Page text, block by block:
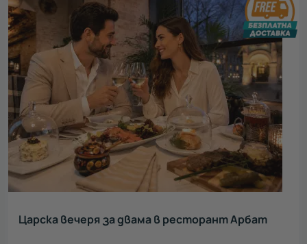
Царска вечеря за двама в ресторант Арбат